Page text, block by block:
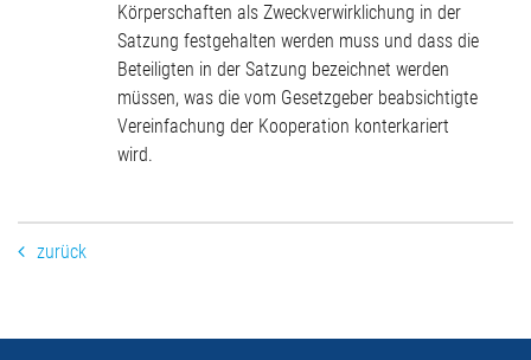
Körperschaften als Zweckverwirklichung in der
Satzung festgehalten werden muss und dass die
Beteiligten in der Satzung bezeichnet werden
müssen, was die vom Gesetzgeber beabsichtigte
Vereinfachung der Kooperation konterkariert
wird.
zurück